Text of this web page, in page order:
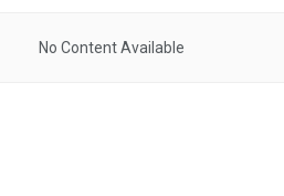
No Content Available